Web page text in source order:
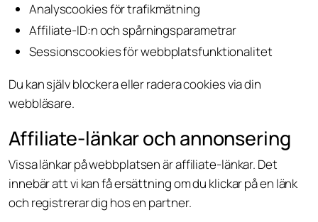
Analyscookies för trafikmätning
Affiliate-ID:n och spårningsparametrar
Sessionscookies för webbplatsfunktionalitet
Du kan själv blockera eller radera cookies via din
webbläsare.
Affiliate-länkar och annonsering
Vissa länkar på webbplatsen är affiliate-länkar. Det
innebär att vi kan få ersättning om du klickar på en länk
och registrerar dig hos en partner.